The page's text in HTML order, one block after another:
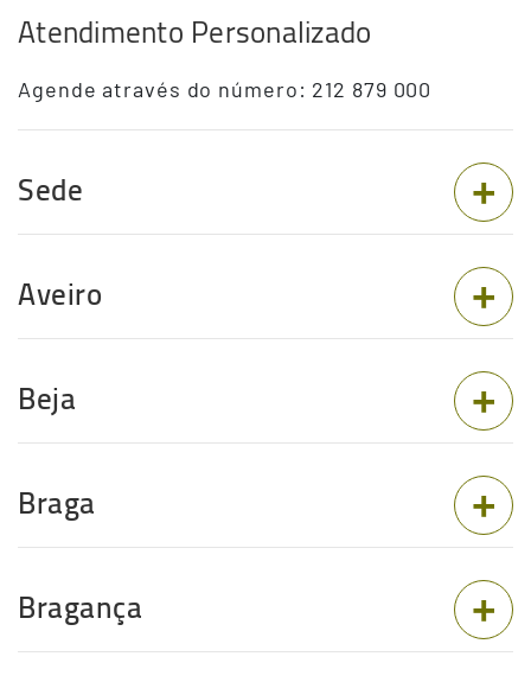
Atendimento Personalizado
Agende através do número: 212 879 000
Sede
Aveiro
Beja
Braga
Bragança